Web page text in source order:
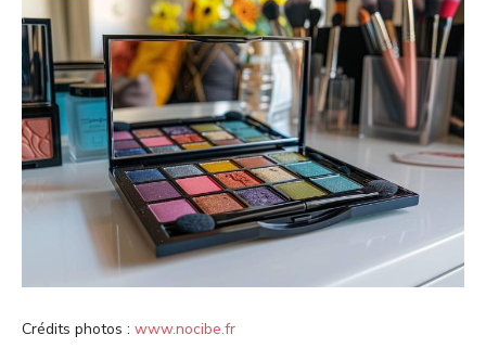
Crédits photos : www.nocibe.fr